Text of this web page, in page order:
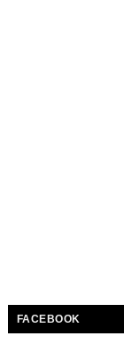
FACEBOOK